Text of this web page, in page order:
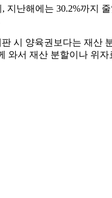
지난해에는 30.2%까지
시 양육권보다는 재산
와서 재산 분할이나 위자